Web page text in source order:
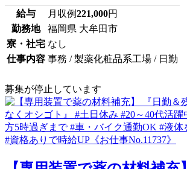
給与 月収例221,000円
勤務地
福岡県 大牟田市
寮・社宅 なし
仕事内容 事務 / 製薬化粧品系工場 / 日勤
募集が停止しています